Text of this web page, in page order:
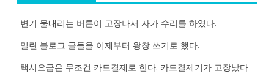
변기 물내리는 버튼이 고장나서 자가 수리를 하였다.
밀린 블로그 글들을 이제부터 왕창 쓰기로 했다.
택시요금은 무조건 카드결제로 한다. 카드결제기가 고장났다